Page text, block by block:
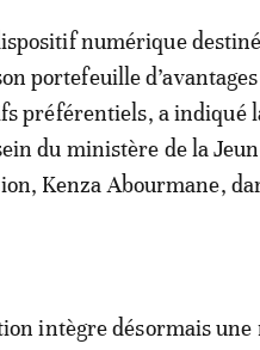
numérique
portefeuille
préférentiels, a indiqué
du ministère de la
Kenza Abourmane,
intègre désormais